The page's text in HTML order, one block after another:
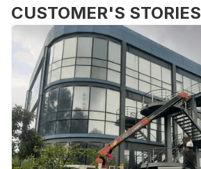
CUSTOMER'S STORIES